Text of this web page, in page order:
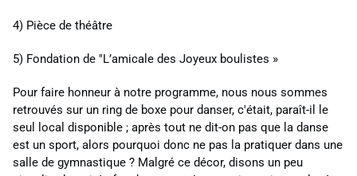
4) Pièce de théâtre
5) Fondation de "L’amicale des Joyeux boulistes »
Pour faire honneur à notre programme, nous nous sommes
retrouvés sur un ring de boxe pour danser, c'était, paraît-il le
seul local disponible ; après tout ne dit-on pas que la danse
est un sport, alors pourquoi donc ne pas la pratiquer dans une
salle de gymnastique ? Malgré ce décor, disons un peu